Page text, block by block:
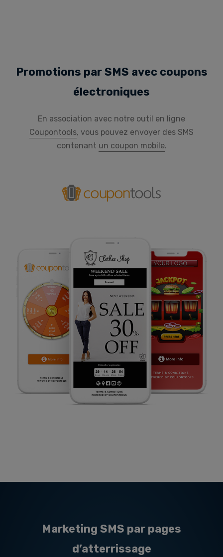
Promotions par SMS avec coupons
électroniques
En association avec notre outil en ligne
Coupontools, vous pouvez envoyer des SMS
contenant un coupon mobile.
Marketing SMS par pages
d’atterrissage